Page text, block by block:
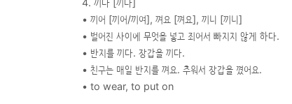
• 끼어 [끼어/끼여], 껴요 [껴요], 끼니 [끼니]
• 벌어진 사이에 무엇을 넣고 죄어서 빠지지 않게 하다.
• 반지를 끼다. 장갑을 끼다.
• 친구는 매일 반지를 껴요. 추워서 장갑을 꼈어요.
• to wear, to put on